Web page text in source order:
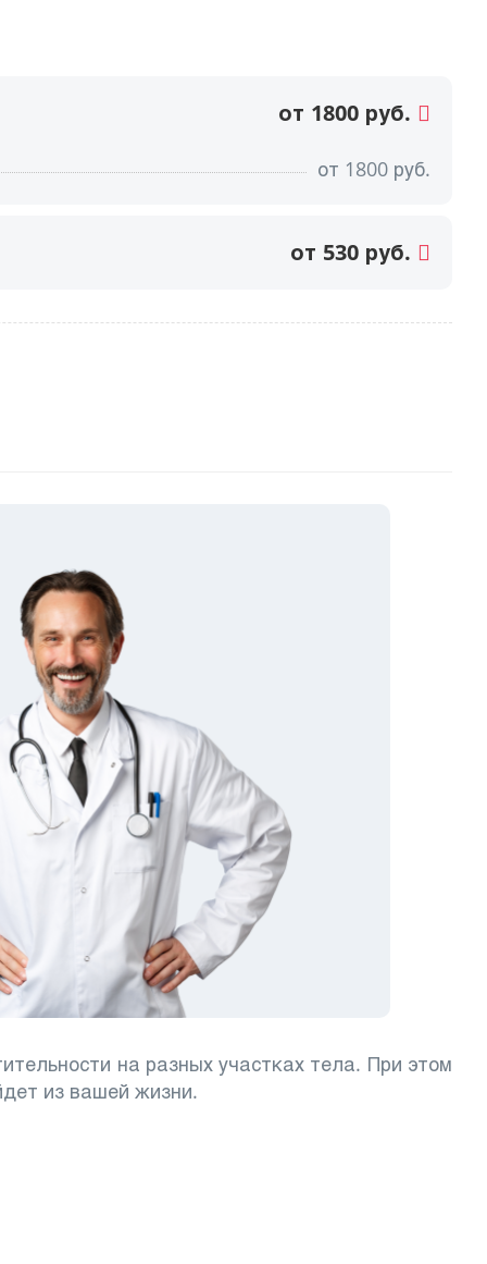
от 1800 руб.
от 1800 руб.
от 530 руб.
на разных участках тела. При этом
из вашей жизни.